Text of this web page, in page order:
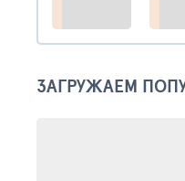
ЗАГРУЖАЕМ